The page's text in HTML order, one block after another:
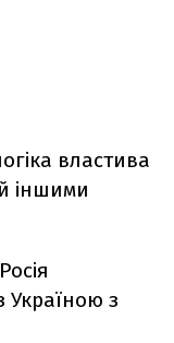
властива
іншими
Україною з